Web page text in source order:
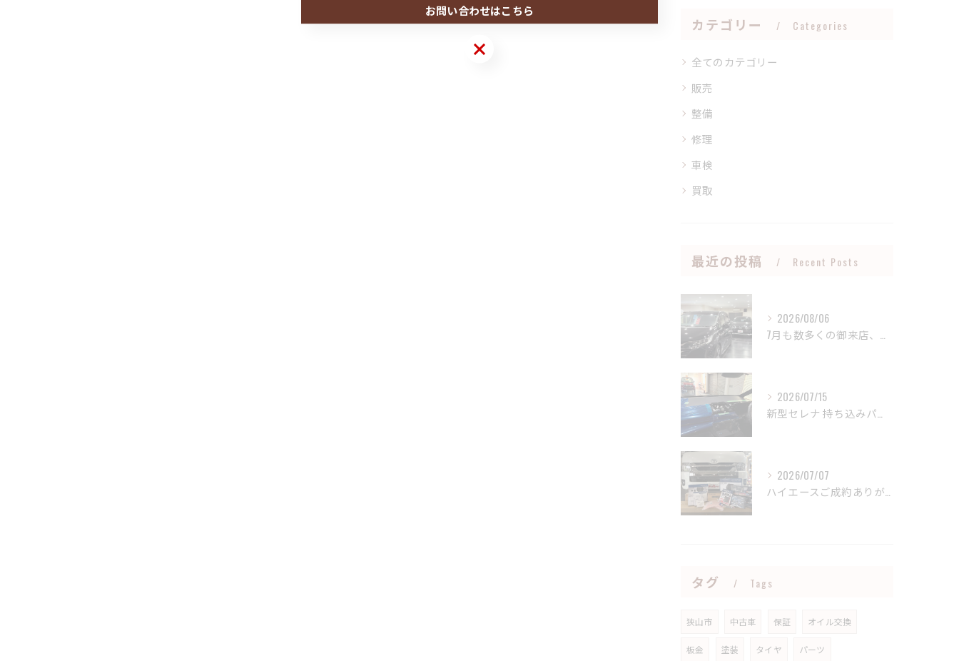
カテゴリー Categories
全てのカテゴリー
販売
整備
修理
車検
買取
最近の投稿 Recent Posts
2026/08/06
2026/07/15
2026/07/07
タグ Tags
狭山市 中古車 保証 オイル交換
板金 塗装 タイヤ パーツ
お問い合わせはこちら
お問い合わせはこちら